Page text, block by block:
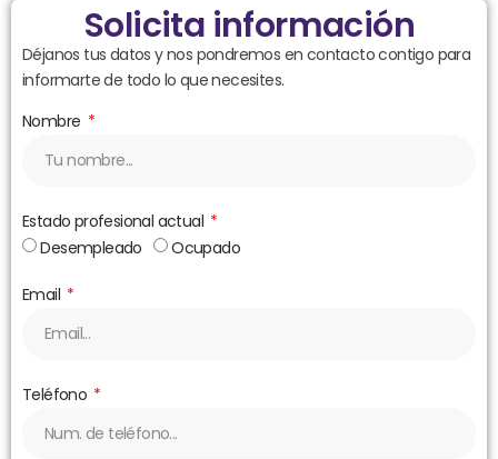
Solicita información
Déjanos tus datos y nos pondremos en contacto contigo para
informarte de todo lo que necesites.
Nombre
Estado profesional actual
Desempleado
Ocupado
Email
Teléfono